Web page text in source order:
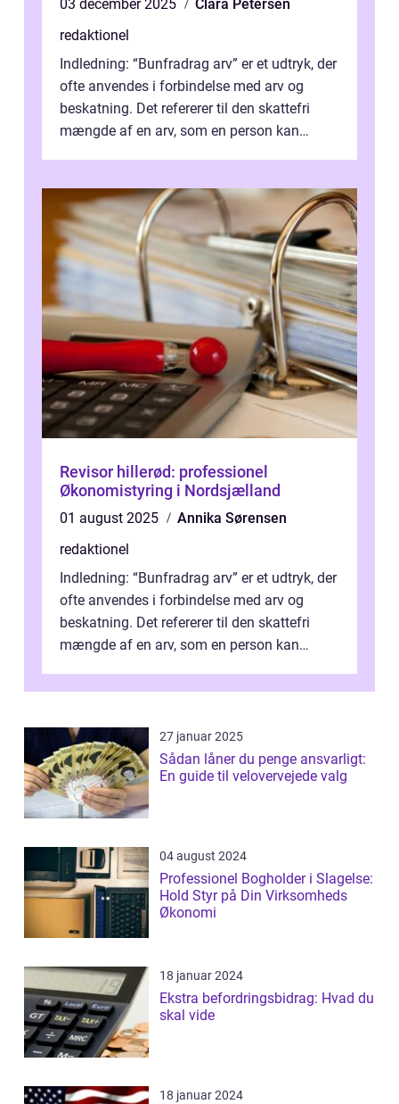
03 december 2025
Clara Petersen
redaktionel
Indledning: “Bunfradrag arv” er et udtryk, der
ofte anvendes i forbindelse med arv og
beskatning. Det refererer til den skattefri
mængde af en arv, som en person kan
Revisor hillerød: professionel
Økonomistyring i Nordsjælland
01 august 2025
Annika Sørensen
redaktionel
Indledning: “Bunfradrag arv” er et udtryk, der
ofte anvendes i forbindelse med arv og
beskatning. Det refererer til den skattefri
mængde af en arv, som en person kan
27 januar 2025
Sådan låner du penge ansvarligt:
En guide til velovervejede valg
04 august 2024
Professionel Bogholder i Slagelse:
Hold Styr på Din Virksomheds
Økonomi
18 januar 2024
Ekstra befordringsbidrag: Hvad du
skal vide
18 januar 2024